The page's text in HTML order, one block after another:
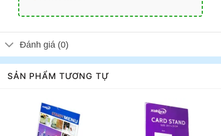
Đánh giá (0)
SẢN PHẨM TƯƠNG TỰ